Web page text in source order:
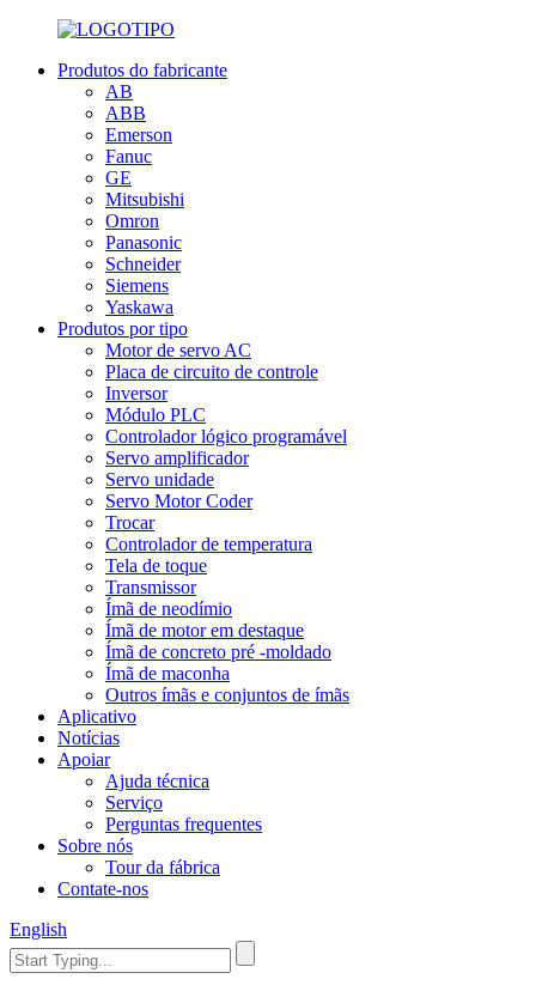
Produtos do fabricante
AB
ABB
Emerson
Fanuc
GE
Mitsubishi
Omron
Panasonic
Schneider
Siemens
Yaskawa
Produtos por tipo
Motor de servo AC
Placa de circuito de controle
Inversor
Módulo PLC
Controlador lógico programável
Servo amplificador
Servo unidade
Servo Motor Coder
Trocar
Controlador de temperatura
Tela de toque
Transmissor
Ímã de neodímio
Ímã de motor em destaque
Ímã de concreto pré -moldado
Ímã de maconha
Outros ímãs e conjuntos de ímãs
Aplicativo
Notícias
Apoiar
Ajuda técnica
Serviço
Perguntas frequentes
Sobre nós
Tour da fábrica
Contate-nos
English